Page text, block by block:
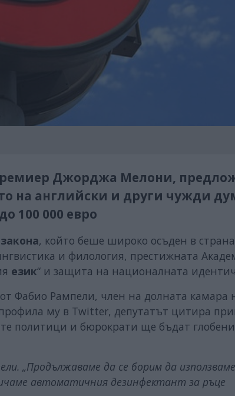
Джорджа Мелони,
на английски и други чужди
100 000 евро
закона, който беше широко осъден в
и филология, престижната
език“ и защита на националната
Фабио Рампели, член на долната камара
му в Twitter, депутатът цитира
политици и бюрократи ще бъдат
„Продължаваме да се борим да
автоматичния дезинфектант за ръце